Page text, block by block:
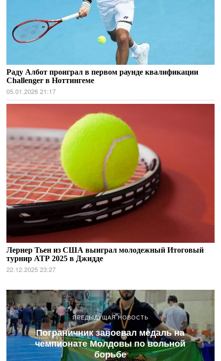
Раду Албот проиграл в первом раунде квалификации
Challenger в Ноттингеме
05.01.2026 21:17
Лернер Тьен из США выиграл молодежный Итоговый
турнир АТР 2025 в Джидде
22.12.2025 23:27
ПРЕДЫДУЩАЯ НОВОСТЬ
Пограничник завоевал медаль на
чемпионате Молдовы по вольной
борьбе